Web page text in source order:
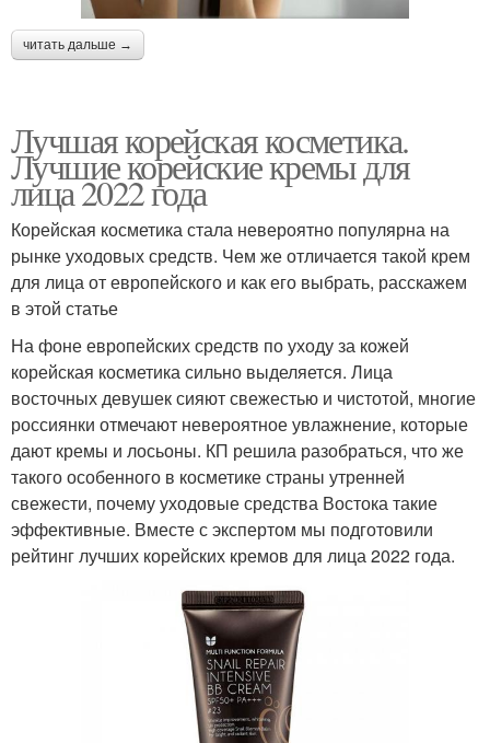
читать дальше →
Лучшая корейская косметика.
Лучшие корейские кремы для
лица 2022 года
Корейская косметика стала невероятно популярна на
рынке уходовых средств. Чем же отличается такой крем
для лица от европейского и как его выбрать, расскажем
в этой статье
На фоне европейских средств по уходу за кожей
корейская косметика сильно выделяется. Лица
восточных девушек сияют свежестью и чистотой, многие
россиянки отмечают невероятное увлажнение, которые
дают кремы и лосьоны. КП решила разобраться, что же
такого особенного в косметике страны утренней
свежести, почему уходовые средства Востока такие
эффективные. Вместе с экспертом мы подготовили
рейтинг лучших корейских кремов для лица 2022 года.